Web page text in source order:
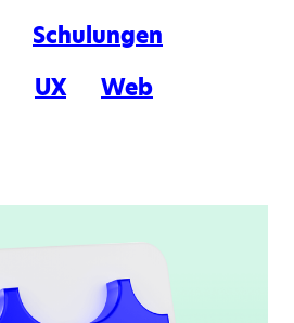
Schulungen
UX Web